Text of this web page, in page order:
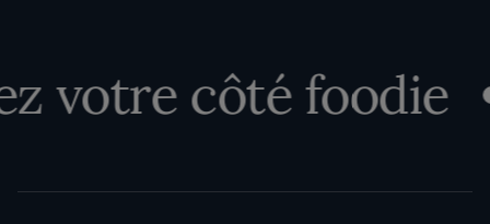
votre côté foodie